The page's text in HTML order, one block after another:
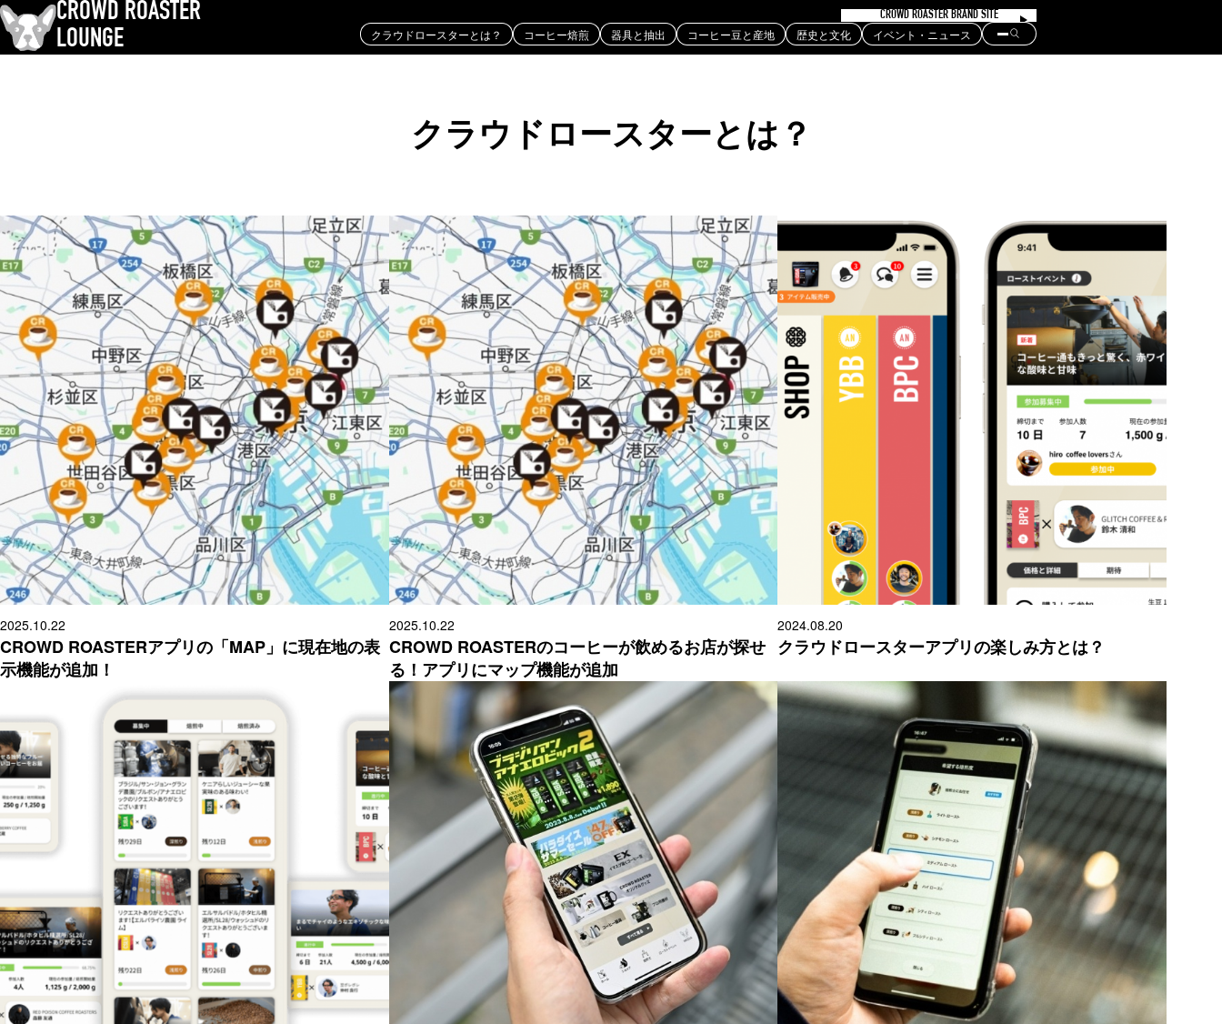
CROWD ROASTER
LOUNGE
CROWD ROASTER BRAND SITE
クラウドロースターとは？ コーヒー焙煎 器具と抽出 コーヒー豆と産地 歴史と文化 イベント・ニュース
クラウドロースターとは？
2025.10.22
CROWD ROASTERアプリの「MAP」に現在地の表
示機能が追加！
2025.10.22
CROWD ROASTERのコーヒーが飲めるお店が探せ
る！アプリにマップ機能が追加
2024.08.20
クラウドロースターアプリの楽しみ方とは？